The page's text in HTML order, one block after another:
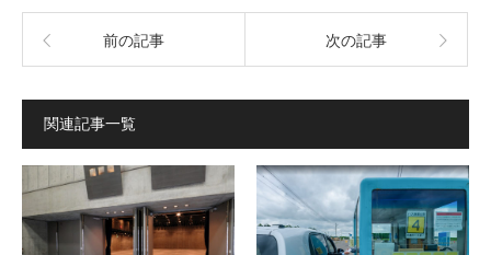
前の記事 次の記事
関連記事一覧